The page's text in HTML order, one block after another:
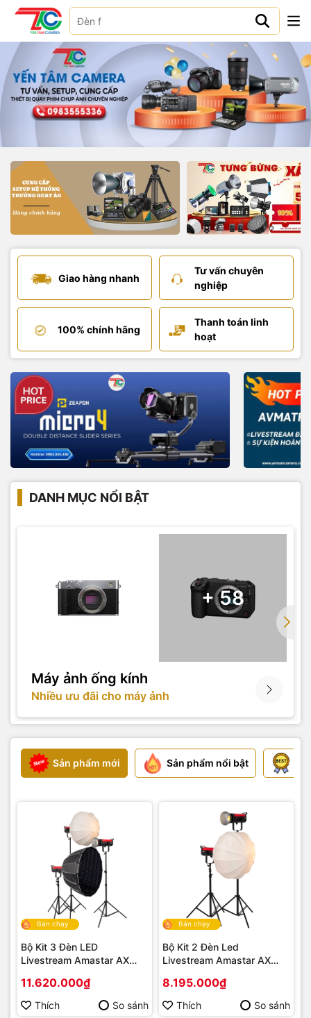
Giao hàng nhanh
Tư vấn chuyên
nghiệp
100% chính hãng
Thanh toán linh
hoạt
DANH MỤC NỔI BẬT
+ 58
Máy ảnh ống kính
Nhiều ưu đãi cho máy ảnh
Sản phẩm mới Sản phẩm nổi bật
Bán chạy
Bộ Kit 3 Đèn LED
Livestream Amastar AX
11.620.000₫
Thích So sánh
Bán chạy
Bộ Kit 2 Đèn Led
Livestream Amastar AX
8.195.000₫
Thích So sánh